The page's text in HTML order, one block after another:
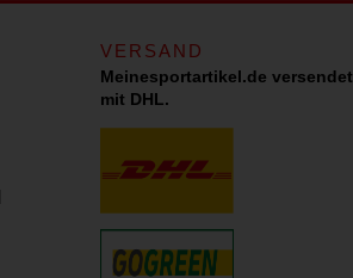
VERSAND
Meinesportartikel.de versendet
mit DHL.